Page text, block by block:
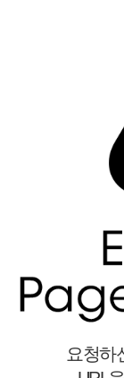
요청하